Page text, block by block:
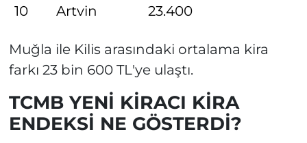
10 Artvin 23.400
Muğla ile Kilis arasındaki ortalama kira
farkı 23 bin 600 TL'ye ulaştı.
TCMB YENİ KİRACI KİRA
ENDEKSİ NE GÖSTERDİ?